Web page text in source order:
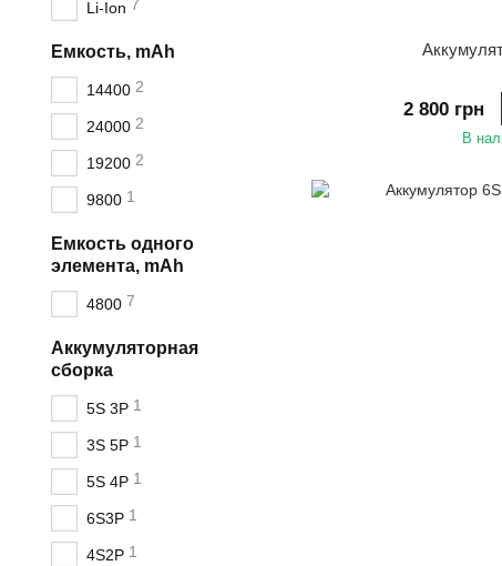
2 800 грн
В
Li-Ion 7
Емкость, mAh
14400 2
24000 2
19200 2
9800 1
Емкость одного
элемента, mAh
4800 7
Аккумуляторная
сборка
5S 3P 1
3S 5P 1
5S 4P 1
6S3P 1
4S2P 1